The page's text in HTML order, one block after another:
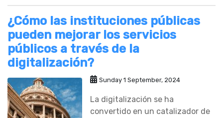
¿Cómo las instituciones públicas
pueden mejorar los servicios
públicos a través de la
digitalización?
Sunday 1 September, 2024
La digitalización se ha
convertido en un catalizador de